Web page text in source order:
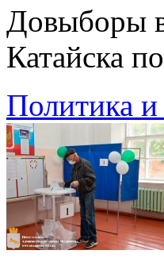
Довыборы
Катайска
Политика и